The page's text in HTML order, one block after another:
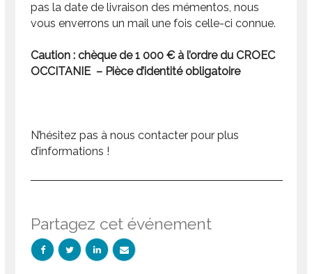
pas la date de livraison des mémentos, nous
vous enverrons un mail une fois celle-ci connue.
Caution : chèque de 1 000 € à l’ordre du CROEC
OCCITANIE – Pièce d’identité obligatoire
N’hésitez pas à nous contacter pour plus
d’informations !
Partagez cet événement